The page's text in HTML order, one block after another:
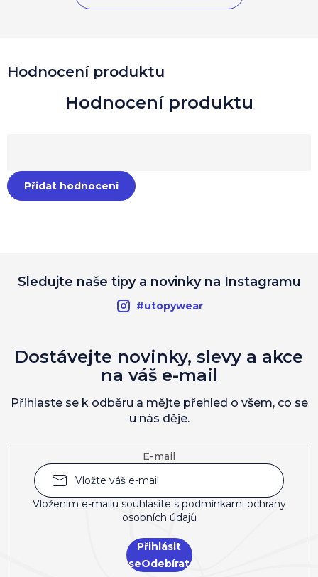
Hodnocení produktu
Přidat hodnocení
Sledujte naše tipy a novinky na Instagramu
#utopywear
E-mail
Vložením e-mailu souhlasíte s podmínkami ochrany
osobních údajů
Přihlásit
se
Dostávejte novinky, slevy a akce
na váš e-mail
Přihlaste se k odběru a mějte přehled o všem, co se
u nás děje.